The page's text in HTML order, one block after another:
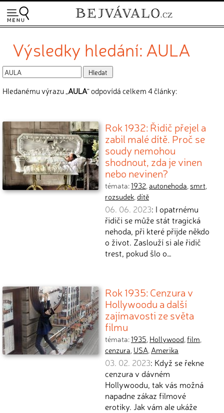
Výsledky hledání: AULA
Hledanému výrazu „AULA“ odpovídá celkem 4 články:
Rok 1932: Řidič přejel a
zabil malé dítě. Proč se
soudy nemohou
shodnout, zda je vinen
nebo nevinen?
témata:1932,autonehoda, smrt,
rozsudek,dítě
06. 06. 2023: I opatrnému
řidiči se může stát tragická
nehoda, při které přijde někdo
o život. Zaslouží si ale řidič
trest, pokud šlo o…
Rok 1935: Cenzura v
Hollywoodu a další
zajímavosti ze světa
filmu
témata:1935, Hollywood,film,
cenzura, USA,Amerika
03. 02. 2023: Když se řekne
cenzura v dávném
Hollywoodu, tak vás možná
napadne zákaz filmové
erotiky. Jak vám ale ukáže